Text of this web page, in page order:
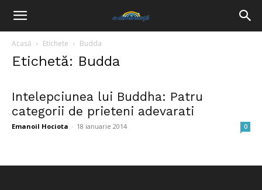
Acasă Etichete Budda
Etichetă: Budda
Intelepciunea lui Buddha: Patru
categorii de prieteni adevarati
Emanoil Hociota - 18 ianuarie 2014 0